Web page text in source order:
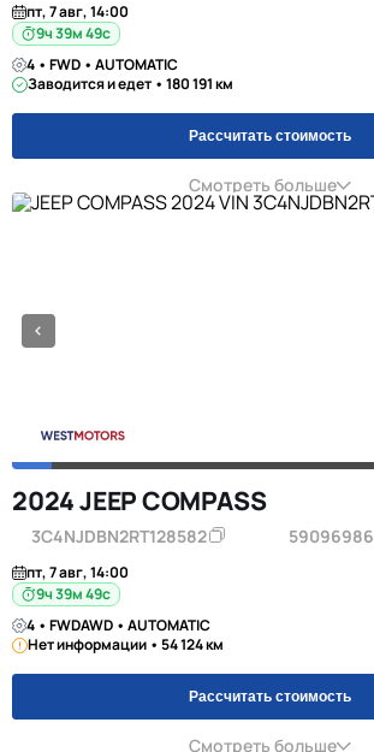
пт, 7 авг, 14:00
9ч 39м 48с
4 • FWD • AUTOMATIC
Заводится и едет • 180 191 км
Рассчитать стоимость
Смотреть больше
2024 JEEP COMPASS
3C4NJDBN2RT128582 59096986
пт, 7 авг, 14:00
9ч 39м 48с
4 • FWDAWD • AUTOMATIC
Нет информации • 54 124 км
Рассчитать стоимость
Смотреть больше